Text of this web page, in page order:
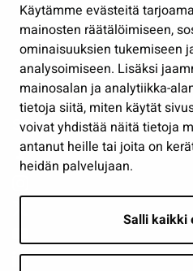
Käytämme evästeitä
mainosten räätälöimiseen,
ominaisuuksien tukemiseen
analysoimiseen. Lisäksi
mainosalan ja analytiikka-
tietoja siitä, miten käytät
voivat yhdistää näitä tietoja
antanut heille tai joita on
heidän palvelujaan.
Salli kaikki
Työ ja yrittäminen
Osallistu ja asioi
Näytä omat evästeasetukseni
Seuraa meitä